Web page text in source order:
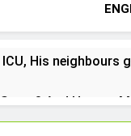
His neighbours
And How to